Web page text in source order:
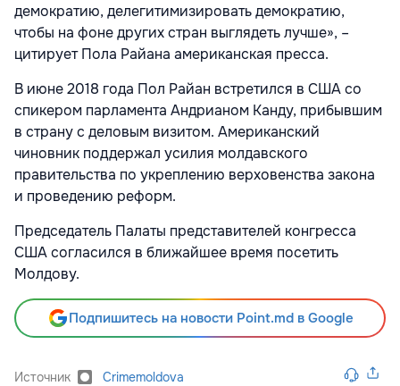
демократию, делегитимизировать демократию,
чтобы на фоне других стран выглядеть лучше», –
цитирует Пола Райана американская пресса.
В июне 2018 года Пол Райан встретился в США со
спикером парламента Андрианом Канду, прибывшим
в страну с деловым визитом. Американский
чиновник поддержал усилия молдавского
правительства по укреплению верховенства закона
и проведению реформ.
Председатель Палаты представителей конгресса
США согласился в ближайшее время посетить
Молдову.
Подпишитесь на новости Point.md в Google
Источник Crimemoldova